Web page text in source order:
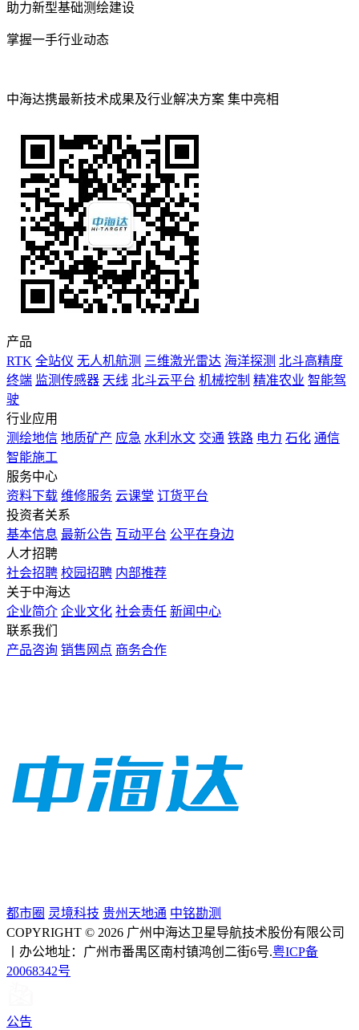
助力新型基础测绘建设
掌握一手行业动态
中海达携最新技术成果及行业解决方案 集中亮相
产品
RTK 全站仪 无人机航测 三维激光雷达 海洋探测 北斗高精度
终端 监测传感器 天线 北斗云平台 机械控制 精准农业 智能驾
驶
行业应用
测绘地信 地质矿产 应急 水利水文 交通 铁路 电力 石化 通信
智能施工
服务中心
资料下载 维修服务 云课堂 订货平台
投资者关系
基本信息 最新公告 互动平台 公平在身边
人才招聘
社会招聘 校园招聘 内部推荐
关于中海达
企业简介 企业文化 社会责任 新闻中心
联系我们
产品咨询 销售网点 商务合作
都市圈 灵境科技 贵州天地通 中铭勘测
COPYRIGHT © 2026 广州中海达卫星导航技术股份有限公司
丨办公地址：广州市番禺区南村镇鸿创二街6号.粤ICP备
20068342号
公告